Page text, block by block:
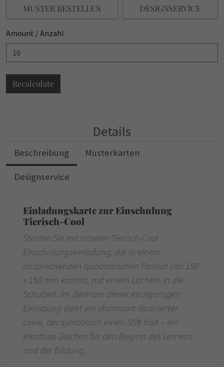
MUSTER BESTELLEN DESIGNSERVICE
Amount / Anzahl
Recalculate
Details
Beschreibung Musterkarten
Designservice
Einladungskarte zur Einschulung
Tierisch-Cool
Starten Sie mit unserer Tierisch-Cool
Einschulungseinladung, die in einem
ansprechenden quadratischen Format von 150
x 150 mm kommt, mit einem Lächeln in die
Schulzeit. Im Zentrum dieser einzigartigen
Einladung steht ein charmant illustrierter
Löwe, der symbolisch einen Stift hält – ein
kreatives Zeichen für den Beginn des Lernens
und der Bildung.